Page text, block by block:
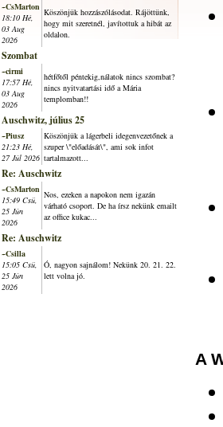
~CsMarton
18:10 Hé,
03 Aug
2026
Köszönjük hozzászólásodat. Rájöttünk,
hogy mit szeretnél, javítottuk a hibát az
oldalon.
Szombat
~cirmi
17:57 Hé,
03 Aug
2026
hétfőtől péntekig,nálatok nincs szombat?
nincs nyitvatartási idő a Mária
templomban!!
Auschwitz, július 25
~Piusz
21:23 Hé,
27 Júl 2026
Köszönjük a lágerbeli idegenvezetőnek a
szuper \"előadását\", ami sok infot
tartalmazott...
Re: Auschwitz
~CsMarton
15:49 Csü,
25 Jún
2026
Nos, ezeken a napokon nem igazán
várható csoport. De ha írsz nekünk emailt
az office kukac...
Re: Auschwitz
~Csilla
15:05 Csü,
25 Jún
2026
Ó, nagyon sajnálom! Nekünk 20. 21. 22.
lett volna jó.
A